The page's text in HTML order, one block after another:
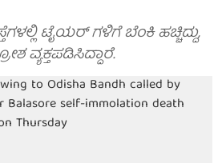
ಟೈಯರ್ ಗಳಿಗೆ ಬೆಂಕಿ ಹಚ್ಚಿದ್ದು,
ವ್ಯಕ್ತಪಡಿಸಿದ್ದಾರೆ.